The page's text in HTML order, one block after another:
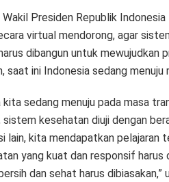
Presiden Republik Indonesia
virtual mendorong, agar
dibangun untuk mewujudkan
saat ini Indonesia sedang
kita sedang menuju pada masa
sistem kesehatan diuji dengan
lain, kita mendapatkan pelajaran
yang kuat dan responsif harus
dan sehat harus dibiasakan,”